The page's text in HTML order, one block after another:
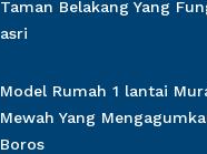
Taman Belakang Yang
asri
Model Rumah 1 lantai
Mewah Yang
Boros